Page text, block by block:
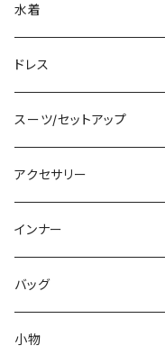
ノースリーブ
その他
チュニック
ベアトップ/チューブトップ
カーディガン/ボレロ
ニット/セーター
パーカー
スウェット/トレーナー
その他
ロング丈
デニム
レギンス
その他
オールインワン
ミディアム/ミモレ
ロング
その他
コート
ジャケット
その他
水着
タンキニ
バンドゥビキニ
ワンピース
ラッシュガード
その他
ドレス
ミニ/ショート
ミディアム/ミモレ
ロング/マキシ
袖付き
ノースリーブ
スーツ/セットアップ
パンツスーツ
スカートスーツ
その他
アクセサリー
ネックレス
ブレスレット
ピアス
インナー
ブラ/ブラトップ/ベアトップ
ショーツ
バッグ
サブバッグ
小物